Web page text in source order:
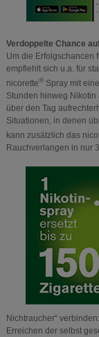
Verdoppelte Chance
Um die Erfolgschancen
empfiehlt sich u.a. für
nicorette®Spray mit
Stunden hinweg
über den Tag
Situationen, in denen
kann zusätzlich das
Rauchverlangen in nur
Nichtraucher“
Erreichen der selbst